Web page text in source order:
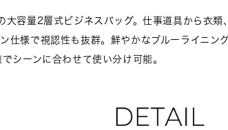
大容量2層式ビジネスバッグ。仕事道具から衣類
仕様で視認性も抜群。鮮やかなブルーライニン
シーンに合わせて使い分け可能。